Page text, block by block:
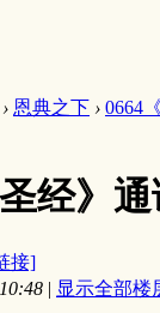
› 恩典之下 › 0664
经》
接]
| 显示全部楼